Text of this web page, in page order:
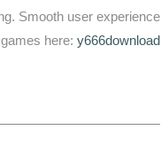
Smooth user experience
here: y666download